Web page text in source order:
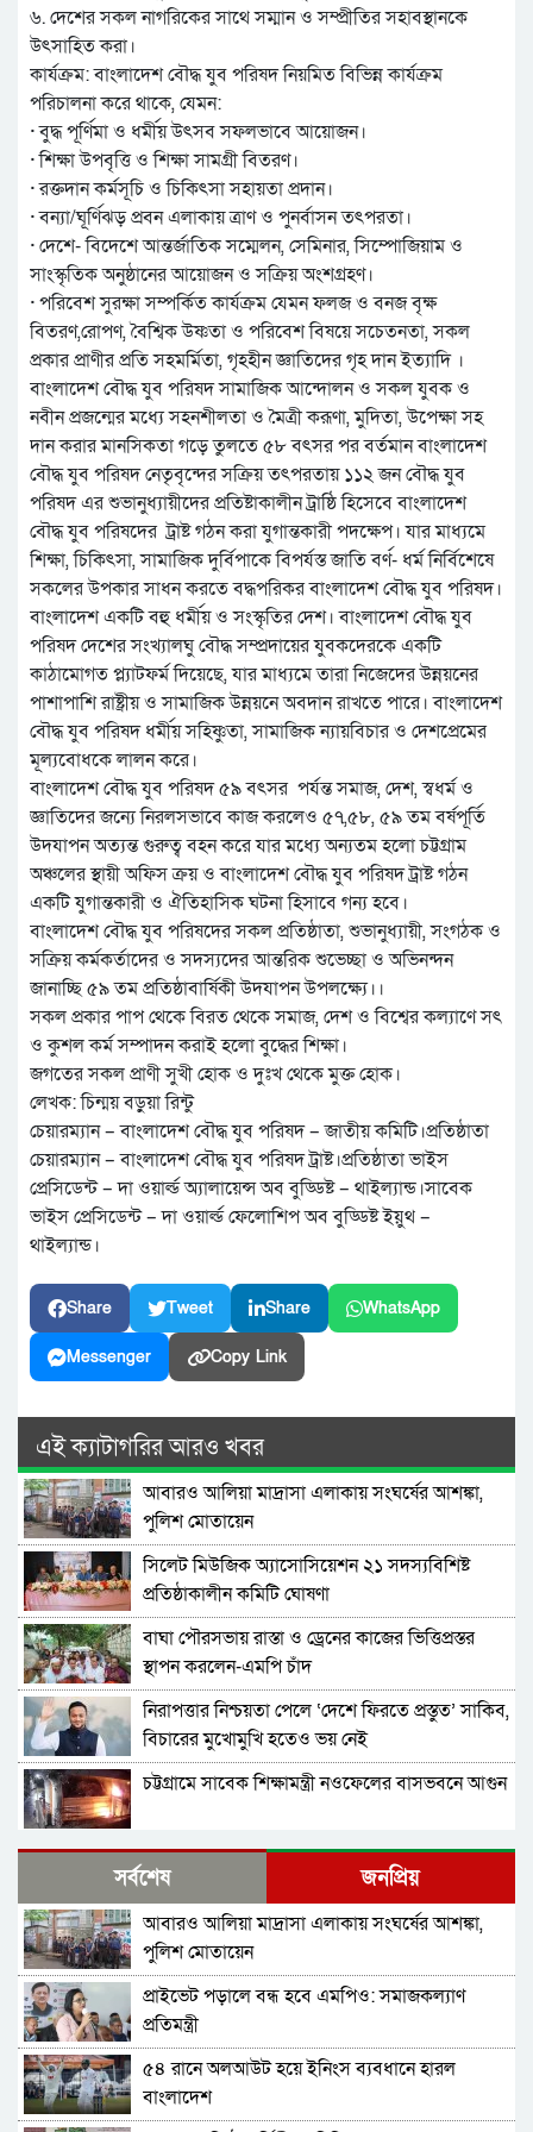
৬. দেশের সকল নাগরিকের সাথে সম্মান ও সম্প্রীতির সহাবস্থানকে
উৎসাহিত করা।
কার্যক্রম: বাংলাদেশ বৌদ্ধ যুব পরিষদ নিয়মিত বিভিন্ন কার্যক্রম
পরিচালনা করে থাকে, যেমন:
· বুদ্ধ পূর্ণিমা ও ধর্মীয় উৎসব সফলভাবে আয়োজন।
· শিক্ষা উপবৃত্তি ও শিক্ষা সামগ্রী বিতরণ।
· রক্তদান কর্মসূচি ও চিকিৎসা সহায়তা প্রদান।
· বন্যা/ঘূর্ণিঝড় প্রবন এলাকায় ত্রাণ ও পুনর্বাসন তৎপরতা।
· দেশে- বিদেশে আন্তর্জাতিক সম্মেলন, সেমিনার, সিম্পোজিয়াম ও
সাংস্কৃতিক অনুষ্ঠানের আয়োজন ও সক্রিয় অংশগ্রহণ।
· পরিবেশ সুরক্ষা সম্পর্কিত কার্যক্রম যেমন ফলজ ও বনজ বৃক্ষ
বিতরণ,রোপণ, বৈশ্বিক উষ্ণতা ও পরিবেশ বিষয়ে সচেতনতা, সকল
প্রকার প্রাণীর প্রতি সহমর্মিতা, গৃহহীন জ্ঞাতিদের গৃহ দান ইত্যাদি ।
বাংলাদেশ বৌদ্ধ যুব পরিষদ সামাজিক আন্দোলন ও সকল যুবক ও
নবীন প্রজন্মের মধ্যে সহনশীলতা ও মৈত্রী করূণা, মুদিতা, উপেক্ষা সহ
দান করার মানসিকতা গড়ে তুলতে ৫৮ বৎসর পর বর্তমান বাংলাদেশ
বৌদ্ধ যুব পরিষদ নেতৃবৃন্দের সক্রিয় তৎপরতায় ১১২ জন বৌদ্ধ যুব
পরিষদ এর শুভানুধ্যায়ীদের প্রতিষ্টাকালীন ট্রাষ্ঠি হিসেবে বাংলাদেশ
বৌদ্ধ যুব পরিষদের ট্রাষ্ট গঠন করা যুগান্তকারী পদক্ষেপ। যার মাধ্যমে
শিক্ষা, চিকিৎসা, সামাজিক দুর্বিপাকে বিপর্যস্ত জাতি বর্ণ- ধর্ম নির্বিশেষে
সকলের উপকার সাধন করতে বদ্ধপরিকর বাংলাদেশ বৌদ্ধ যুব পরিষদ।
বাংলাদেশ একটি বহু ধর্মীয় ও সংস্কৃতির দেশ। বাংলাদেশ বৌদ্ধ যুব
পরিষদ দেশের সংখ্যালঘু বৌদ্ধ সম্প্রদায়ের যুবকদেরকে একটি
কাঠামোগত প্ল্যাটফর্ম দিয়েছে, যার মাধ্যমে তারা নিজেদের উন্নয়নের
পাশাপাশি রাষ্ট্রীয় ও সামাজিক উন্নয়নে অবদান রাখতে পারে। বাংলাদেশ
বৌদ্ধ যুব পরিষদ ধর্মীয় সহিষ্ণুতা, সামাজিক ন্যায়বিচার ও দেশপ্রেমের
মূল্যবোধকে লালন করে।
বাংলাদেশ বৌদ্ধ যুব পরিষদ ৫৯ বৎসর পর্যন্ত সমাজ, দেশ, স্বধর্ম ও
জ্ঞাতিদের জন্যে নিরলসভাবে কাজ করলেও ৫৭,৫৮, ৫৯ তম বর্ষপূর্তি
উদযাপন অত্যন্ত গুরুত্ব বহন করে যার মধ্যে অন্যতম হলো চট্টগ্রাম
অঞ্চলের স্থায়ী অফিস ক্রয় ও বাংলাদেশ বৌদ্ধ যুব পরিষদ ট্রাষ্ট গঠন
একটি যুগান্তকারী ও ঐতিহাসিক ঘটনা হিসাবে গন্য হবে।
বাংলাদেশ বৌদ্ধ যুব পরিষদের সকল প্রতিষ্ঠাতা, শুভানুধ্যায়ী, সংগঠক ও
সক্রিয় কর্মকর্তাদের ও সদস্যদের আন্তরিক শুভেচ্ছা ও অভিনন্দন
জানাচ্ছি ৫৯ তম প্রতিষ্ঠাবার্ষিকী উদযাপন উপলক্ষ্যে।।
সকল প্রকার পাপ থেকে বিরত থেকে সমাজ, দেশ ও বিশ্বের কল্যাণে সৎ
ও কুশল কর্ম সম্পাদন করাই হলো বুদ্ধের শিক্ষা।
জগতের সকল প্রাণী সুখী হোক ও দুঃখ থেকে মুক্ত হোক।
লেখক: চিন্ময় বড়ুয়া রিন্টু
চেয়ারম্যান – বাংলাদেশ বৌদ্ধ যুব পরিষদ – জাতীয় কমিটি।প্রতিষ্ঠাতা
চেয়ারম্যান – বাংলাদেশ বৌদ্ধ যুব পরিষদ ট্রাষ্ট।প্রতিষ্ঠাতা ভাইস
প্রেসিডেন্ট – দা ওয়ার্ল্ড অ্যালায়েন্স অব বুড্ডিষ্ট – থাইল্যান্ড।সাবেক
ভাইস প্রেসিডেন্ট – দা ওয়ার্ল্ড ফেলোশিপ অব বুড্ডিষ্ট ইয়ুথ –
থাইল্যান্ড।
Share Tweet Share WhatsApp
Messenger Copy Link
এই ক্যাটাগরির আরও খবর
আবারও আলিয়া মাদ্রাসা এলাকায় সংঘর্ষের আশঙ্কা,
পুলিশ মোতায়েন
সিলেট মিউজিক অ্যাসোসিয়েশন ২১ সদস্যবিশিষ্ট
প্রতিষ্ঠাকালীন কমিটি ঘোষণা
বাঘা পৌরসভায় রাস্তা ও ড্রেনের কাজের ভিত্তিপ্রস্তর
স্থাপন করলেন-এমপি চাঁদ
নিরাপত্তার নিশ্চয়তা পেলে ‘দেশে ফিরতে প্রস্তুত’ সাকিব,
বিচারের মুখোমুখি হতেও ভয় নেই
চট্টগ্রামে সাবেক শিক্ষামন্ত্রী নওফেলের বাসভবনে আগুন
বগুড়ায় ও সিলেটে দুই ঘণ্টার ব্যবধানে সড়ক দুর্ঘটনায়
শিশুসহ প্রাণ গেল ১৫ জনের
ঢাকায় বাসভবনে অগ্নিকাণ্ড, স্ত্রীসহ হাসপাতালে ভর্তি
পাকিস্তান হাইকমিশনার
আওয়ামী লীগ আমাদের শত্রু নয়, অচিরেই আওয়ামী
লীগ বিএনপির সঙ্গে মিশে যাবে: সংসদ সদস্য নাছির
শহীদ আহসান জুলাই যোদ্ধা নন—দাবি বিএনপি নেতার,
জামায়াত নেতা বললেন, ‘সারজিসও ছাত্রলীগ করতেন’
সর্বশেষ জনপ্রিয়
আবারও আলিয়া মাদ্রাসা এলাকায় সংঘর্ষের আশঙ্কা,
পুলিশ মোতায়েন
প্রাইভেট পড়ালে বন্ধ হবে এমপিও: সমাজকল্যাণ
প্রতিমন্ত্রী
৫৪ রানে অলআউট হয়ে ইনিংস ব্যবধানে হারল
বাংলাদেশ